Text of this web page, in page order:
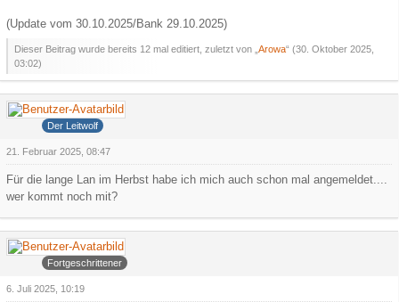
(Update vom 30.10.2025/Bank 29.10.2025)
Dieser Beitrag wurde bereits 12 mal editiert, zuletzt von „ Arowa“ (30. Oktober 2025,
03:02)
Grauer Wolf
Der Leitwolf
21. Februar 2025, 08:47
Für die lange Lan im Herbst habe ich mich auch schon mal angemeldet....
wer kommt noch mit?
Arowa
Fortgeschrittener
6. Juli 2025, 10:19